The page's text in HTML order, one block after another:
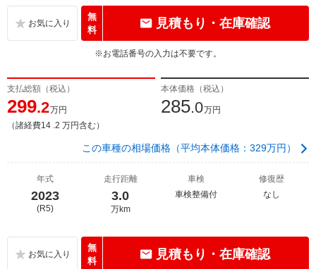
無
料
見積もり・在庫確認
※お電話番号の入力は不要です。
支払総額（税込）
299.2万円
（諸経費14 .2 万円含む）
本体価格（税込）
285.0万円
この車種の相場価格（平均本体価格：329万円）
年式
2023
(R5)
走行距離
3.0
万km
車検
車検整備付
修復歴
なし
無
料
見積もり・在庫確認